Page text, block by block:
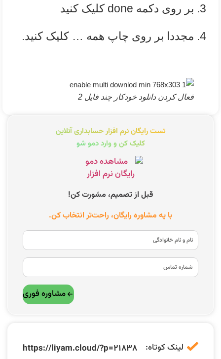
بر روی دکمه done کلیک کنید
مجددا بر روی چاپ همه … کلیک کنید.
فعال کردن دانلود خودکار چند فایل 2
تست رایگان نرم افزار حسابداری آنلاین
کلیک کن و وارد دمو شو
قبل از تصمیم، مشورت کن!
با یه مشاوره رایگان، راحت‌تر انتخاب کن.
مشاوره فوری
لینک کوتاه: https://liyam.cloud/?p=21838